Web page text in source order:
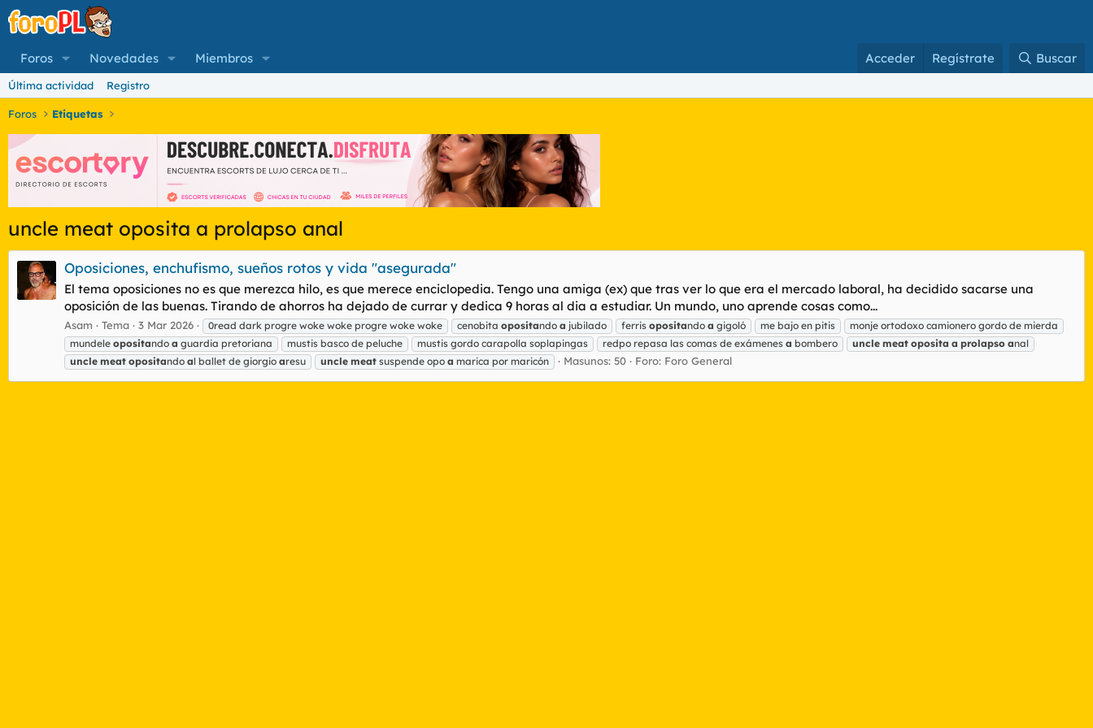
Foros Novedades Miembros Acceder Regístrate Buscar
Última actividad Registro
Foros Etiquetas
uncle meat oposita a prolapso anal
Oposiciones, enchufismo, sueños rotos y vida "asegurada"
El tema oposiciones no es que merezca hilo, es que merece enciclopedia. Tengo una amiga (ex) que tras ver lo que era el mercado laboral, ha decidido sacarse una
oposición de las buenas. Tirando de ahorros ha dejado de currar y dedica 9 horas al dia a estudiar. Un mundo, uno aprende cosas como...
Asam Tema 3 Mar 2026 0read dark progre woke woke progre woke woke cenobita opositando a jubilado ferris opositando a gigoló me bajo en pitis
monje ortodoxo camionero gordo de mierda
mundele opositando a guardia pretoriana mustis basco de peluche mustis gordo carapolla soplapingas redpo repasa las comas de exámenes a bombero uncle meat oposita a prolapso anal
uncle meat opositando al ballet de giorgio aresu uncle meat suspende opo a marica por maricón Masunos: 50 Foro: Foro General